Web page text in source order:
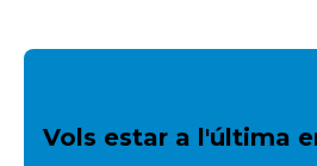
Vols estar a l'última